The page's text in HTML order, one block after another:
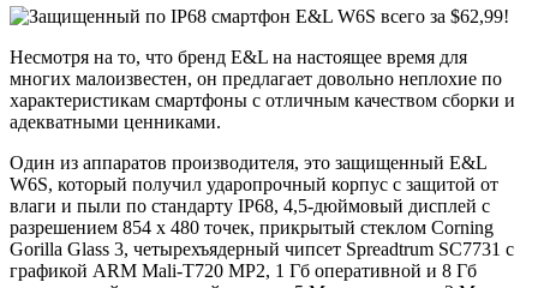
Несмотря на то, что бренд E&L на настоящее время для
многих малоизвестен, он предлагает довольно неплохие по
характеристикам смартфоны с отличным качеством сборки и
адекватными ценниками.
Один из аппаратов производителя, это защищенный E&L
W6S, который получил ударопрочный корпус с защитой от
влаги и пыли по стандарту IP68, 4,5-дюймовый дисплей с
разрешением 854 x 480 точек, прикрытый стеклом Corning
Gorilla Glass 3, четырехъядерный чипсет Spreadtrum SC7731 с
графикой ARM Mali-T720 MP2, 1 Гб оперативной и 8 Гб